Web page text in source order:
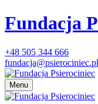
Fundacja
+48 505 344 666
fundacja@psierociniec.pl
Menu